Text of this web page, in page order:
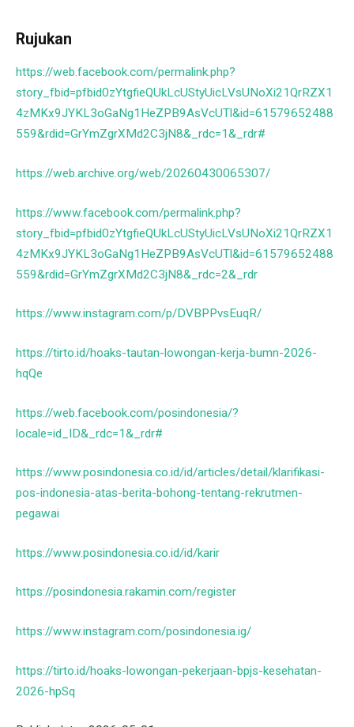
Rujukan
https://web.facebook.com/permalink.php?
story_fbid=pfbid0zYtgfieQUkLcUStyUicLVsUNoXi21QrRZX1
4zMKx9JYKL3oGaNg1HeZPB9AsVcUTl&id=61579652488
559&rdid=GrYmZgrXMd2C3jN8&_rdc=1&_rdr#
https://web.archive.org/web/20260430065307/
https://www.facebook.com/permalink.php?
story_fbid=pfbid0zYtgfieQUkLcUStyUicLVsUNoXi21QrRZX1
4zMKx9JYKL3oGaNg1HeZPB9AsVcUTl&id=61579652488
559&rdid=GrYmZgrXMd2C3jN8&_rdc=2&_rdr
https://www.instagram.com/p/DVBPPvsEuqR/
https://tirto.id/hoaks-tautan-lowongan-kerja-bumn-2026-
hqQe
https://web.facebook.com/posindonesia/?
locale=id_ID&_rdc=1&_rdr#
https://www.posindonesia.co.id/id/articles/detail/klarifikasi-
pos-indonesia-atas-berita-bohong-tentang-rekrutmen-
pegawai
https://www.posindonesia.co.id/id/karir
https://posindonesia.rakamin.com/register
https://www.instagram.com/posindonesia.ig/
https://tirto.id/hoaks-lowongan-pekerjaan-bpjs-kesehatan-
2026-hpSq